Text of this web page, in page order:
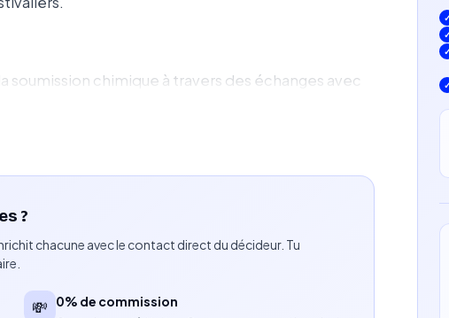
chimique à travers des échanges avec
sur le terrain pendant toute la durée du festival.
?
chacune avec le contact direct du décideur. Tu
💸 0% de commission